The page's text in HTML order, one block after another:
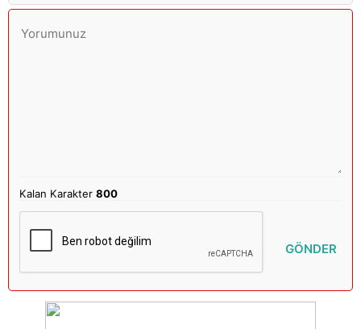
Kalan Karakter800
GÖNDER